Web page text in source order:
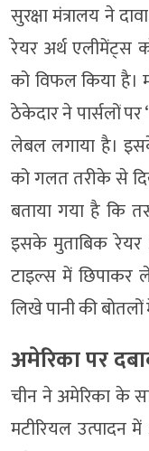
सुरक्षा मंत्रालय ने
रेयर अर्थ एलीमेंट्स
को विफल किया है।
ठेकेदार ने पार्सलों
लेबल लगाया है।
को गलत तरीके से
बताया गया है कि
इसके मुताबिक रेयर
टाइल्स में छिपाकर ले
लिखे पानी की बोतलों
अमेरिका पर
चीन ने अमेरिका के
मटीरियल उत्पादन